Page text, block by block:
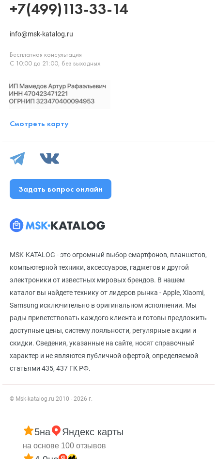
MSK-KATALOG - это огромный выбор смартфонов, планшетов,
компьютерной техники, аксессуаров, гаджетов и другой
электроники от известных мировых брендов. В нашем
каталог вы найдете технику от лидеров рынка - Apple, Xiaomi,
Samsung исключительно в оригинальном исполнении. Мы
рады приветствовать каждого клиента и готовы предложить
доступные цены, систему лояльности, регулярные акции и
скидки. Сведения, указанные на сайте, носят справочный
характер и не являются публичной офертой, определяемой
статьями 435, 437 ГК РФ.
© Msk-katalog.ru 2010 - 2026 г.
+7(499)113-33-14
info@msk-katalog.ru
Бесплатная консультация
С 10:00 до 21:00, без выходных
Смотреть карту
Задать вопрос онлайн
5на Яндекс карты
на основе 100 отзывов